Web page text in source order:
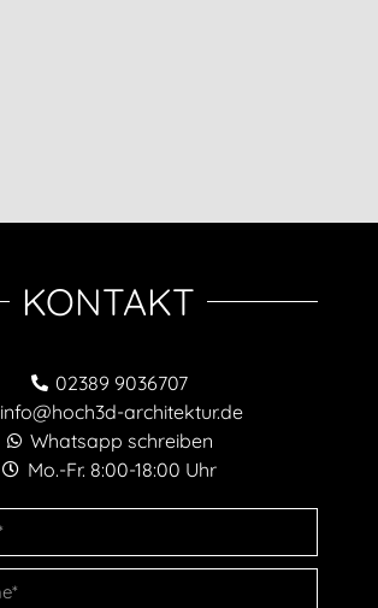
KONTAKT
02389 9036707
info@hoch3d-architektur.de
Whatsapp schreiben
Mo.-Fr. 8:00-18:00 Uhr